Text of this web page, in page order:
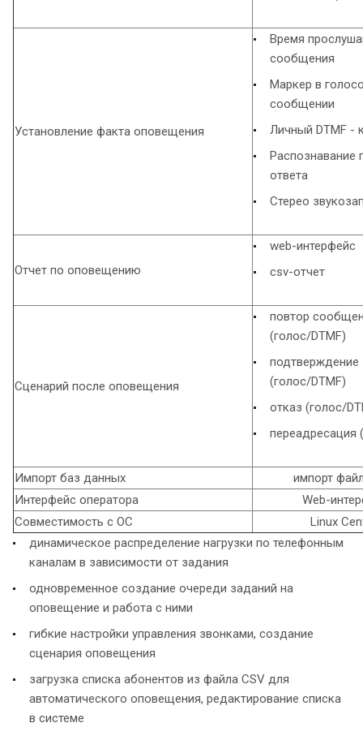
Установление факта оповещения
Время
сообщения
Маркер в
сообщении
Личный DTMF -
Распознавание
ответа
Стерео
Отчет по оповещению
web-интерфейс
csv-отчет
Сценарий после оповещения
повтор
(голос/DTMF)
подтверждение
(голос/DTMF)
отказ (голос/
переадресация
Импорт баз данных
импорт
Интерфейс оператора
Web-
Совместимость с ОС
Linux
динамическое распределение нагрузки по телефонным
каналам в зависимости от задания
одновременное создание очереди заданий на
оповещение и работа с ними
гибкие настройки управления звонками, создание
сценария оповещения
загрузка списка абонентов из файла CSV для
автоматического оповещения, редактирование списка
в системе